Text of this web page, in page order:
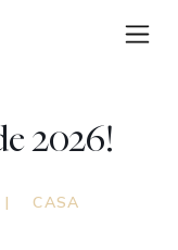
2026!
| CASA